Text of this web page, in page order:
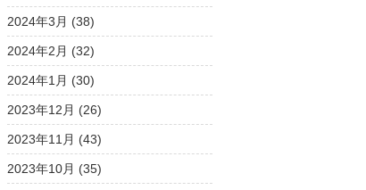
2024年3月 (38)
2024年2月 (32)
2024年1月 (30)
2023年12月 (26)
2023年11月 (43)
2023年10月 (35)